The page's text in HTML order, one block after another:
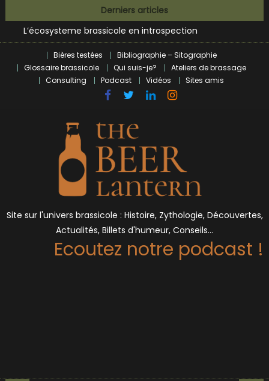
to
content
Derniers articles
L’écosysteme brassicole en introspection
Zoumaï : pionnier de la révolution craft à Marseille
L’intelligence artificielle dans le milieu brassicole
BrewDog racheté par Tilray pour une bouchée de pain ?
Bières et célébrités
Bières testées
Bibliographie – Sitographie
Glossaire brassicole
Qui suis-je?
Ateliers de brassage
Consulting
Podcast Vidéos Sites amis
Site sur l'univers brassicole : Histoire, Zythologie, Découvertes,
Actualités, Billets d'humeur, Conseils…
Ecoutez notre podcast !